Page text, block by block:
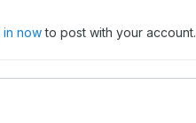
in nowto post with your account.